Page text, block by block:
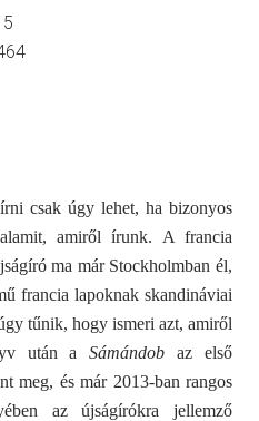
csak úgy lehet, ha bizonyos
amiről írunk. A francia
ma már Stockholmban él,
francia lapoknak skandináviai
tűnik, hogy ismeri azt, amiről
után aSámándob az első
meg, és már 2013-ban rangos
az újságírókra jellemző